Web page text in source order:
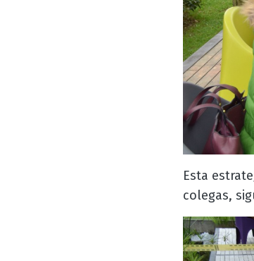
Esta
colegas,